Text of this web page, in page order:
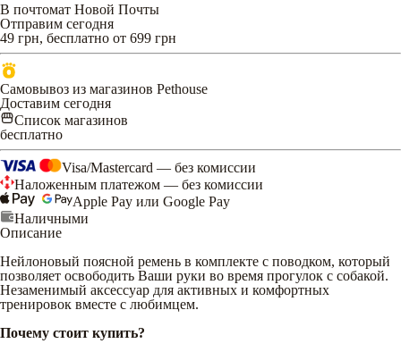
В почтомат Новой Почты
Отправим сегодня
49 грн, бесплатно от 699 грн
Самовывоз из магазинов Pethouse
Доставим сегодня
Список магазинов
бесплатно
Visa/Mastercard — без комиссии
Наложенным платежом — без комиссии
Apple Pay или Google Pay
Наличными
Описание
Нейлоновый поясной ремень в комплекте с поводком, который
позволяет освободить Ваши руки во время прогулок с собакой.
Незаменимый аксессуар для активных и комфортных
тренировок вместе с любимцем.
Почему стоит купить?